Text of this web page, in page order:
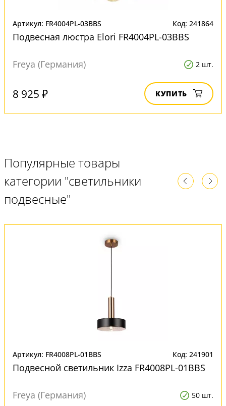
Артикул: FR4004PL-03BBS Код: 241864
Подвесная люстра Elori FR4004PL-03BBS
Freya (Германия) 2 шт.
8 925 ₽ КУПИТЬ
Популярные товары
категории "светильники
подвесные"
Артикул: FR4008PL-01BBS Код: 241901
Подвесной светильник Izza FR4008PL-01BBS
Freya (Германия) 50 шт.